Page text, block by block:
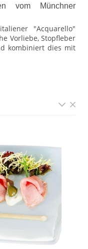
vom Münchner
"Acquarello"
Vorliebe, Stopfleber
kombiniert dies mit